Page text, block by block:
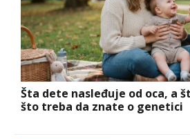
Šta dete nasleđuje od oca, a
što treba da znate o genetici